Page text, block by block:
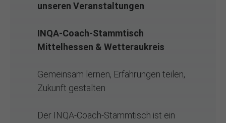
unseren Veranstaltungen
INQA-Coach-Stammtisch
Mittelhessen & Wetteraukreis
Gemeinsam lernen, Erfahrungen teilen,
Zukunft gestalten
Der INQA-Coach-Stammtisch ist ein